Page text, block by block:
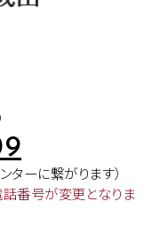
ターに繋がります）
話番号が変更となりま